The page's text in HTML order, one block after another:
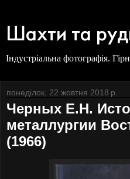
Шахти та
Індустріальна фотографія.
понеділок, 22 жовтня 2018 р.
Черных Е.Н.
металлургии
(1966)